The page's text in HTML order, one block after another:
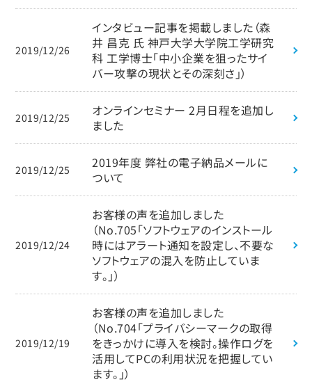
2019/12/26
インタビュー記事を掲載しました（森
井 昌克 氏 神戸大学大学院工学研究
科 工学博士「中小企業を狙ったサイ
バー攻撃の現状とその深刻さ」）
2019/12/25
オンラインセミナー 2月日程を追加し
ました
2019/12/25
2019年度 弊社の電子納品メールに
ついて
2019/12/24
お客様の声を追加しました
（No.705「ソフトウェアのインストール
時にはアラート通知を設定し、不要な
ソフトウェアの混入を防止していま
す。」）
2019/12/19
お客様の声を追加しました
（No.704「プライバシーマークの取得
をきっかけに導入を検討。操作ログを
活用してPCの利用状況を把握してい
ます。」）